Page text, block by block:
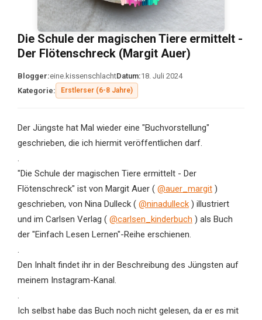
Die Schule der magischen Tiere ermittelt -
Der Flötenschreck (Margit Auer)
Blogger:eine.kissenschlachtDatum:18. Juli 2024
Kategorie:
Erstlerser (6-8 Jahre)
Der Jüngste hat Mal wieder eine "Buchvorstellung"
geschrieben, die ich hiermit veröffentlichen darf.
.
"Die Schule der magischen Tiere ermittelt - Der
Flötenschreck" ist von Margit Auer ( @auer_margit)
geschrieben, von Nina Dulleck ( @ninadulleck) illustriert
und im Carlsen Verlag ( @carlsen_kinderbuch ) als Buch
der "Einfach Lesen Lernen"-Reihe erschienen.
.
Den Inhalt findet ihr in der Beschreibung des Jüngsten auf
meinem Instagram-Kanal.
.
Ich selbst habe das Buch noch nicht gelesen, da er es mit